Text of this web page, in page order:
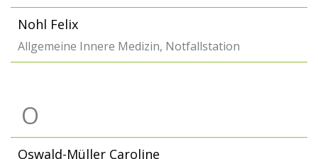
Nohl Felix
Allgemeine Innere Medizin, Notfallstation
O
Oswald-Müller Caroline